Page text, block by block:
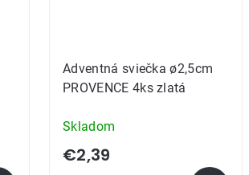
Adventná sviečka ø2,5cm
PROVENCE 4ks zlatá
Skladom
€2,39